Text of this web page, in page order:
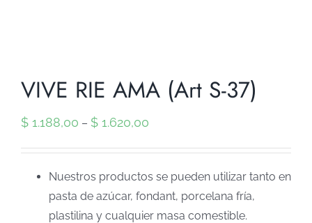
VIVE RIE AMA (Art S-37)
$ 1.188,00 – $ 1.620,00
Nuestros productos se pueden utilizar tanto en
pasta de azúcar, fondant, porcelana fría,
plastilina y cualquier masa comestible.